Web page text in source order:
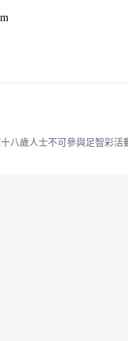
八歲人士不可參與足智彩